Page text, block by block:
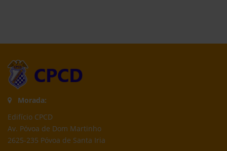
Morada:
Edifício CPCD
Av. Póvoa de Dom Martinho
2625-235 Póvoa de Santa Iria